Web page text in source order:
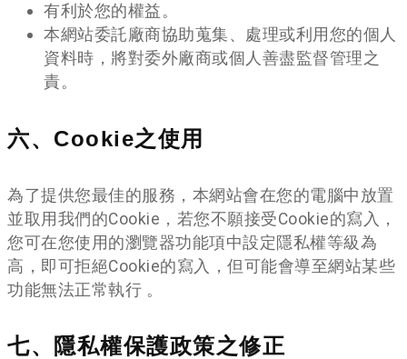
有利於您的權益。
本網站委託廠商協助蒐集、處理或利用您的個人
資料時，將對委外廠商或個人善盡監督管理之
責。
六、Cookie之使用
為了提供您最佳的服務，本網站會在您的電腦中放置
並取用我們的Cookie，若您不願接受Cookie的寫入，
您可在您使用的瀏覽器功能項中設定隱私權等級為
高，即可拒絕Cookie的寫入，但可能會導至網站某些
功能無法正常執行 。
七、隱私權保護政策之修正